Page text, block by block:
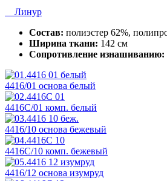
Линур
Состав: полиэстер 62%,
Ширина ткани: 142 см
Сопротивление изнашиванию:
4416/01 основа белый
4416С/01 комп. белый
4416/10 основа бежевый
4416С/10 комп. бежевый
4416/12 основа изумруд